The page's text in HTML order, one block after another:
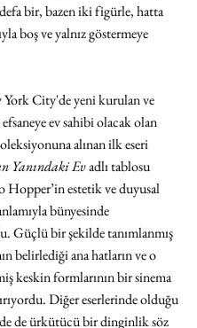
bir, bazen iki figürle, hatta
boş ve yalnız göstermeye
City'de yeni kurulan ve
ev sahibi olacak olan
alınan ilk eseri
Yanındaki Ev adlı tablosu
Hopper’in estetik ve duyusal
bünyesinde
Güçlü bir şekilde tanımlanmış
belirlediği ana hatların ve o
keskin formlarının bir sinema
Diğer eserlerinde olduğu
de ürkütücü bir dinginlik söz